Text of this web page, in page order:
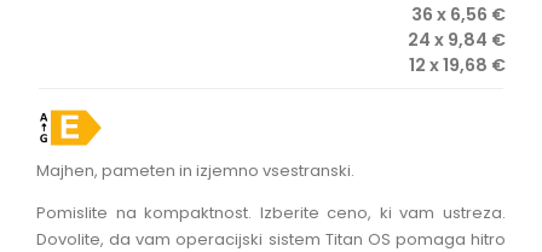
36 x 6,56 €
24 x 9,84 €
12 x 19,68 €
Majhen, pameten in izjemno vsestranski.
Pomislite na kompaktnost. Izberite ceno, ki vam ustreza.
Dovolite, da vam operacijski sistem Titan OS pomaga hitro